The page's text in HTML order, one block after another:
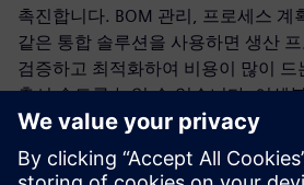
촉진합니다. BOM 관리, 프로세스 계
같은 통합 솔루션을 사용하면 생산
검증하고 최적화하여 비용이 많이
출시 속도를 높일 수 있습니다. 어셈
하면 빠르게 변화하는 시장 상황에 적
수를 보장하고 높은 품질 표준을 유지
를 구축할 수 있습니다.